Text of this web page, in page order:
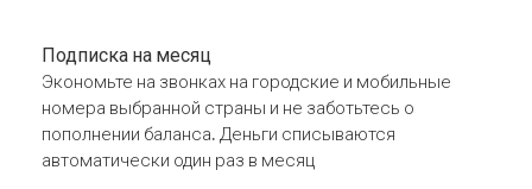
Подписка на месяц
Экономьте на звонках на городские и мобильные
номера выбранной страны и не заботьтесь о
пополнении баланса. Деньги списываются
автоматически один раз в месяц